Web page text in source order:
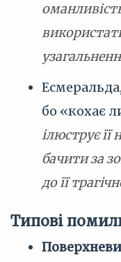
бо «кохає
ілюструє її
бачити за
до її
Типові